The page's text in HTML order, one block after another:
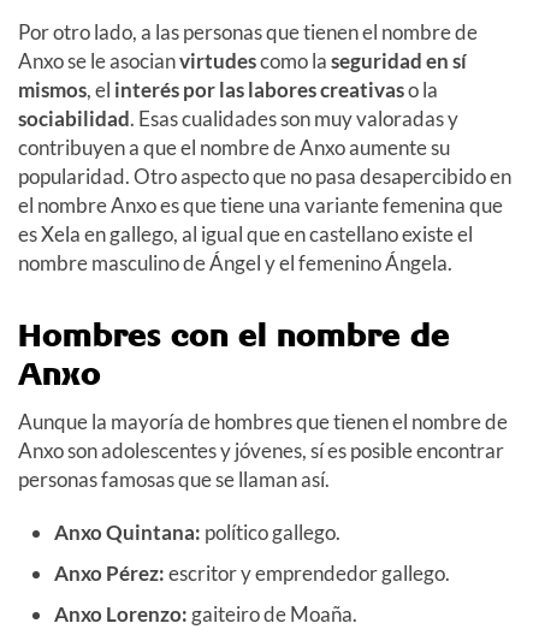
Por otro lado, a las personas que tienen el nombre de
Anxo se le asocianvirtudescomo laseguridad en sí
mismos, el interés por las labores creativaso la
sociabilidad. Esas cualidades son muy valoradas y
contribuyen a que el nombre de Anxo aumente su
popularidad. Otro aspecto que no pasa desapercibido en
el nombre Anxo es que tiene una variante femenina que
es Xela en gallego, al igual que en castellano existe el
nombre masculino de Ángel y el femenino Ángela.
Hombres con el nombre de
Anxo
Aunque la mayoría de hombres que tienen el nombre de
Anxo son adolescentes y jóvenes, sí es posible encontrar
personas famosas que se llaman así.
Anxo Quintana: político gallego.
Anxo Pérez:escritor y emprendedor gallego.
Anxo Lorenzo: gaiteiro de Moaña.